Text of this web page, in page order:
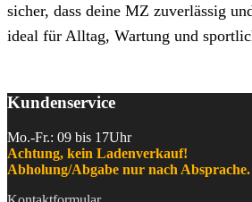
sicher, dass deine MZ zuverlässig
ideal für Alltag, Wartung und
Kundenservice
Mo.-Fr.: 09 bis 17Uhr
Achtung, kein Ladenverkauf!
Abholung/Abgabe nur nach Absprache.